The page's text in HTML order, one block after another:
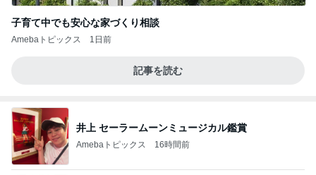
子育て中でも安心な家づくり相談
Amebaトピックス 1日前
記事を読む
井上 セーラームーンミュージカル鑑賞
Amebaトピックス 16時間前